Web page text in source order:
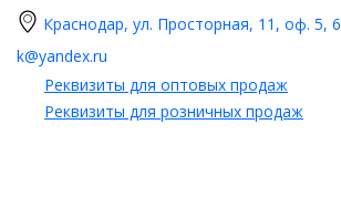
Краснодар, ул. Просторная, 11, оф. 5, 6
k@yandex.ru
Реквизиты для оптовых продаж
Реквизиты для розничных продаж